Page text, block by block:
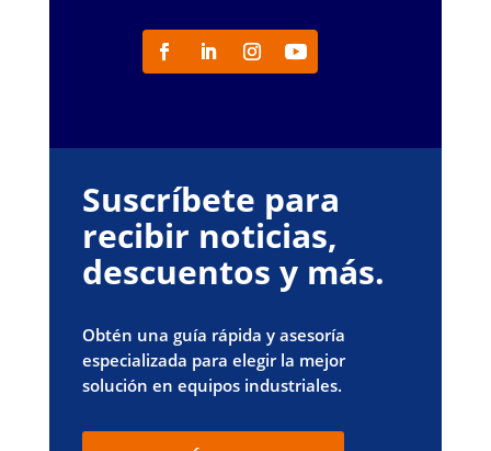
Suscríbete para
recibir noticias,
descuentos y más.
Obtén una guía rápida y asesoría
especializada para elegir la mejor
solución en equipos industriales.